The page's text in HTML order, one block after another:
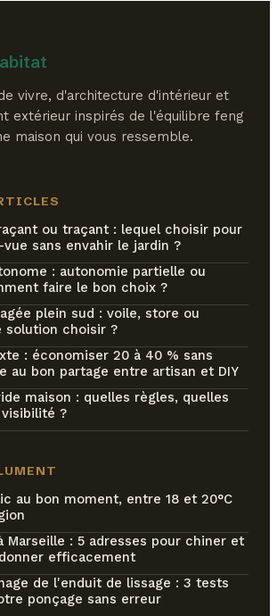
vivre, d'architecture d'intérieur et
extérieur inspirés de l'équilibre feng
maison qui vous ressemble.
ou traçant : lequel choisir pour
sans envahir le jardin ?
: autonomie partielle ou
faire le bon choix ?
plein sud : voile, store ou
solution choisir ?
: économiser 20 à 40 % sans
au bon partage entre artisan et DIY
maison : quelles règles, quelles
?
au bon moment, entre 18 et 20°C
Marseille : 5 adresses pour chiner et
efficacement
de l'enduit de lissage : 3 tests
ponçage sans erreur